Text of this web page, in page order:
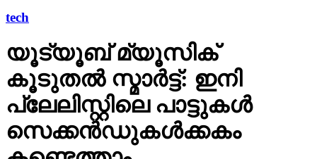
യൂട്യൂബ് മ്യൂസിക്
കൂടുതല്‍ സ്മാര്‍ട്ട്: ഇനി
പ്ലേലിസ്റ്റിലെ പാട്ടുകള്‍
സെക്കന്‍ഡുകള്‍ക്കകം
കണ്ടെത്താം
ഫീച്ചര്‍ ഇപ്പോള്‍ പ്ലേലിസ്റ്റ് മെനുവിലൂടെ